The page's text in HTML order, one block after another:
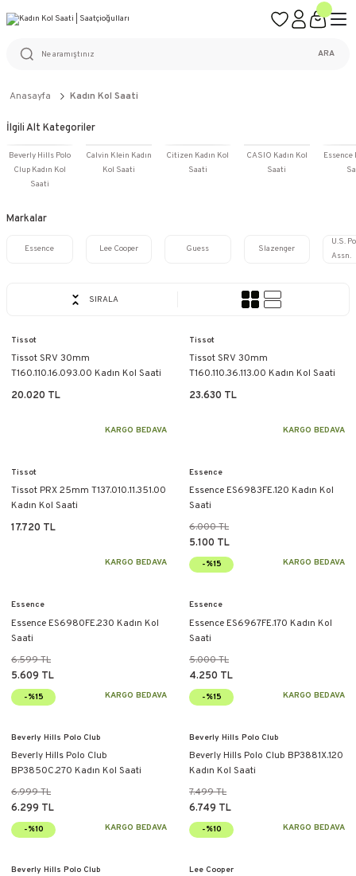
%100 ORİJİNAL ÜRÜN GARANTİSİ
ARA
Anasayfa Kadın Kol Saati
İlgili Alt Kategoriler
Beverly Hills Polo
Clup Kadın Kol
Saati
Calvin Klein Kadın
Kol Saati
Citizen Kadın Kol
Saati
CASIO Kadın Kol
Saati
Essence
Markalar
Essence Lee Cooper Guess Slazenger
U.S.
Assn.
SIRALA
Tissot
Tissot SRV 30mm
T160.110.16.093.00 Kadın Kol Saati
20.020 TL
KARGO BEDAVA
Tissot
Tissot SRV 30mm
T160.110.36.113.00 Kadın Kol Saati
23.630 TL
KARGO BEDAVA
Tissot
Tissot PRX 25mm T137.010.11.351.00
Kadın Kol Saati
17.720 TL
KARGO BEDAVA
Essence
Essence ES6983FE.120 Kadın Kol
Saati
6.000 TL
5.100 TL
-%15 KARGO BEDAVA
Essence
Essence ES6980FE.230 Kadın Kol
Saati
6.599 TL
5.609 TL
-%15 KARGO BEDAVA
Essence
Essence ES6967FE.170 Kadın Kol
Saati
5.000 TL
4.250 TL
-%15 KARGO BEDAVA
Beverly Hills Polo Club
Beverly Hills Polo Club
BP3850C.270 Kadın Kol Saati
6.999 TL
6.299 TL
-%10 KARGO BEDAVA
Beverly Hills Polo Club
Beverly Hills Polo Club BP3881X.120
Kadın Kol Saati
7.499 TL
6.749 TL
-%10 KARGO BEDAVA
Beverly Hills Polo Club Lee Cooper